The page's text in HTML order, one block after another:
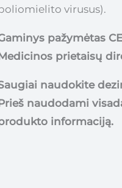
virusus).
pažymėtas
prietaisų
naudokite
naudodami
informaciją.